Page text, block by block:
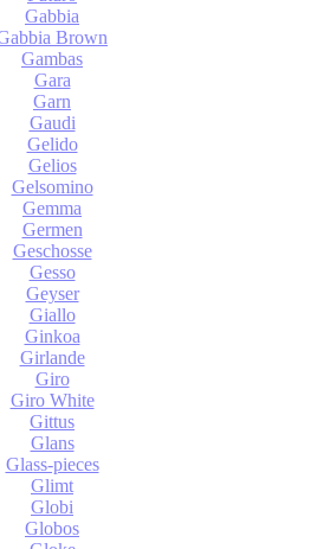
Gabbia
Brown
Gambas
Gara
Garn
Gaudi
Gelido
Gelios
Gelsomino
Gemma
Germen
Geschosse
Gesso
Geyser
Giallo
Ginkoa
Girlande
Giro
Giro White
Gittus
Glans
Glass-pieces
Glimt
Globi
Globos